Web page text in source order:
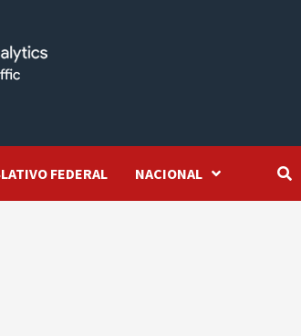
FEDERAL NACIONAL